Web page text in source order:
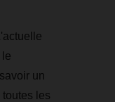
un
les